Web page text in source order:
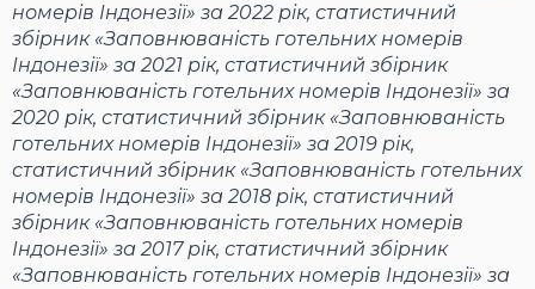
номерів Індонезії» за 2022 рік, статистичний
збірник «Заповнюваність готельних номерів
Індонезії» за 2021 рік, статистичний збірник
«Заповнюваність готельних номерів Індонезії» за
2020 рік, статистичний збірник «Заповнюваність
готельних номерів Індонезії» за 2019 рік,
статистичний збірник «Заповнюваність готельних
номерів Індонезії» за 2018 рік, статистичний
збірник «Заповнюваність готельних номерів
Індонезії» за 2017 рік, статистичний збірник
«Заповнюваність готельних номерів Індонезії» за